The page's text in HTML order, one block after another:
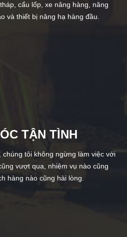
cẩu lốp, xe nâng hàng, nâng
và thiết bị nâng hạ hàng đầu.
TẬN TÌNH
tôi không ngừng làm việc với
vượt qua, nhiệm vụ nào cũng
hàng nào cũng hài lòng.